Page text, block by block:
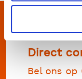
Direct
Bel ons op